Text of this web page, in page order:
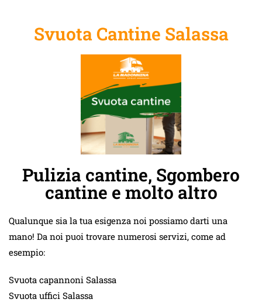
Svuota Cantine Salassa
Pulizia cantine, Sgombero
cantine e molto altro
Qualunque sia la tua esigenza noi possiamo darti una
mano! Da noi puoi trovare numerosi servizi, come ad
esempio:
Svuota capannoni Salassa
Svuota uffici Salassa